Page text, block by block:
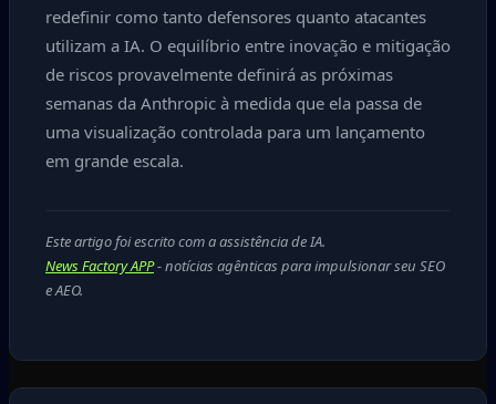
redefinir como tanto defensores quanto atacantes
utilizam a IA. O equilíbrio entre inovação e mitigação
de riscos provavelmente definirá as próximas
semanas da Anthropic à medida que ela passa de
uma visualização controlada para um lançamento
em grande escala.
Este artigo foi escrito com a assistência de IA.
News Factory APP- notícias agênticas para impulsionar seu SEO
e AEO.